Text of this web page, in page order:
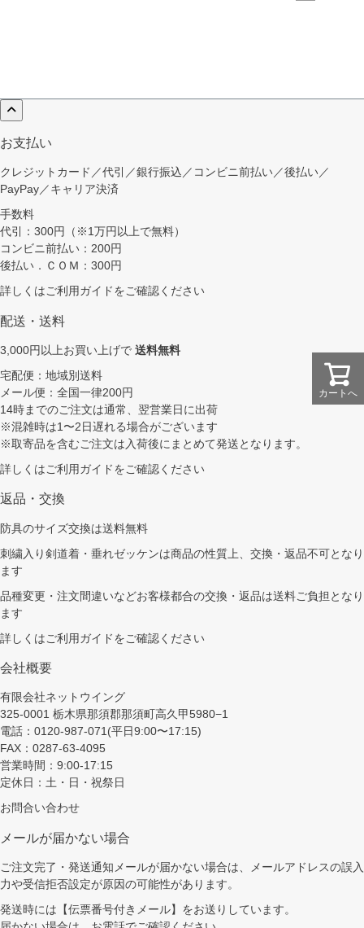
カートへ
お支払い
クレジットカード／代引／銀行振込／コンビニ前払い／後払い／
PayPay／キャリア決済
手数料
代引：300円（※1万円以上で無料）
コンビニ前払い：200円
後払い．ＣＯＭ：300円
詳しくはご利用ガイドをご確認ください
配送・送料
3,000円以上お買い上げで 送料無料
宅配便：地域別送料
メール便：全国一律200円
14時までのご注文は通常、翌営業日に出荷
※混雑時は1〜2日遅れる場合がございます
※取寄品を含むご注文は入荷後にまとめて発送となります。
詳しくはご利用ガイドをご確認ください
返品・交換
防具のサイズ交換は送料無料
刺繍入り剣道着・垂れゼッケンは商品の性質上、交換・返品不可となり
ます
品種変更・注文間違いなどお客様都合の交換・返品は送料ご負担となり
ます
詳しくはご利用ガイドをご確認ください
会社概要
有限会社ネットウイング
325-0001 栃木県那須郡那須町高久甲5980−1
電話：0120-987-071(平日9:00〜17:15)
FAX：0287-63-4095
営業時間：9:00-17:15
定休日：土・日・祝祭日
お問合い合わせ
メールが届かない場合
ご注文完了・発送通知メールが届かない場合は、メールアドレスの誤入
力や受信拒否設定が原因の可能性があります。
発送時には【伝票番号付きメール】をお送りしています。